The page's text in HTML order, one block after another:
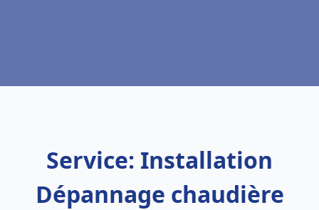
Service: Installation
Dépannage chaudière